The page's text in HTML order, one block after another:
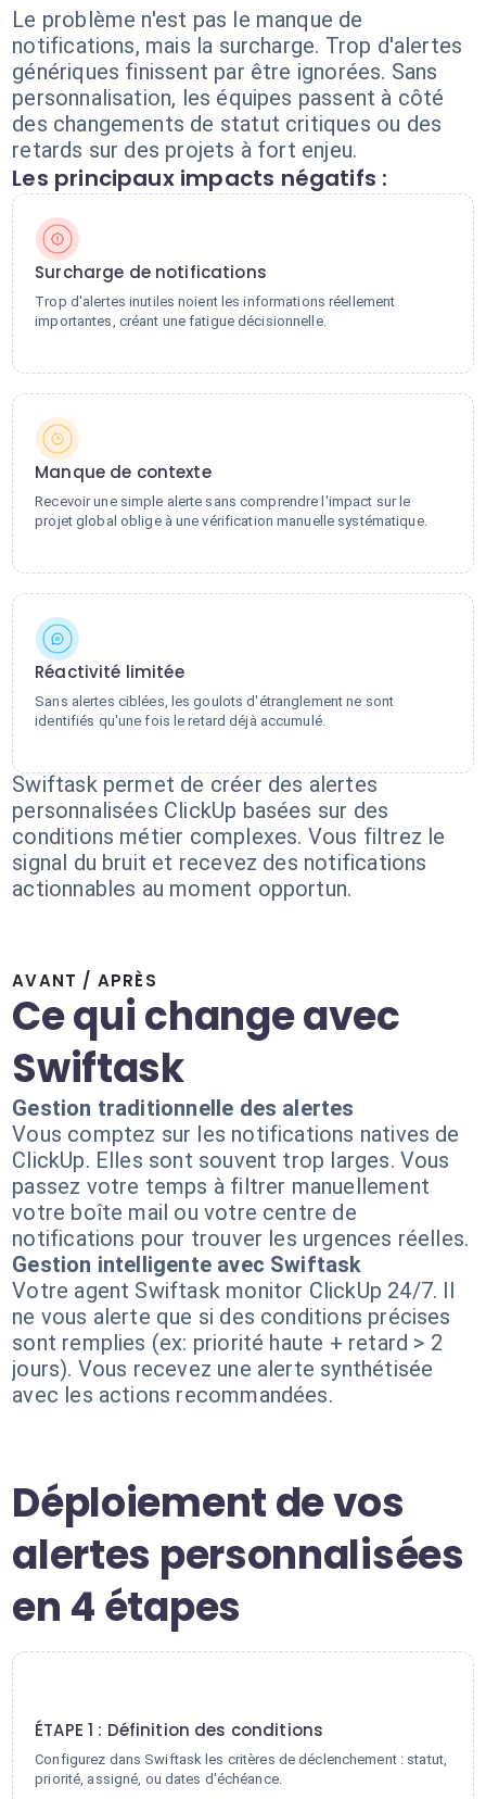
Le problème n'est pas le manque de
notifications, mais la surcharge. Trop d'alertes
génériques finissent par être ignorées. Sans
personnalisation, les équipes passent à côté
des changements de statut critiques ou des
retards sur des projets à fort enjeu.
Les principaux impacts négatifs :
Surcharge de notifications
Trop d'alertes inutiles noient les informations réellement
importantes, créant une fatigue décisionnelle.
Manque de contexte
Recevoir une simple alerte sans comprendre l'impact sur le
projet global oblige à une vérification manuelle systématique.
Réactivité limitée
Sans alertes ciblées, les goulots d'étranglement ne sont
identifiés qu'une fois le retard déjà accumulé.
Swiftask permet de créer des alertes
personnalisées ClickUp basées sur des
conditions métier complexes. Vous filtrez le
signal du bruit et recevez des notifications
actionnables au moment opportun.
AVANT / APRÈS
Ce qui change avec
Swiftask
Gestion traditionnelle des alertes
Vous comptez sur les notifications natives de
ClickUp. Elles sont souvent trop larges. Vous
passez votre temps à filtrer manuellement
votre boîte mail ou votre centre de
notifications pour trouver les urgences réelles.
Gestion intelligente avec Swiftask
Votre agent Swiftask monitor ClickUp 24/7. Il
ne vous alerte que si des conditions précises
sont remplies (ex: priorité haute + retard > 2
jours). Vous recevez une alerte synthétisée
avec les actions recommandées.
Déploiement de vos
alertes personnalisées
en 4 étapes
ÉTAPE 1 : Définition des conditions
Configurez dans Swiftask les critères de déclenchement : statut,
priorité, assigné, ou dates d'échéance.